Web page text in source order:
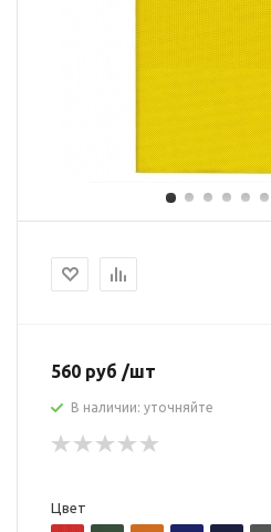
560 руб /шт
В наличии: уточняйте
Цвет